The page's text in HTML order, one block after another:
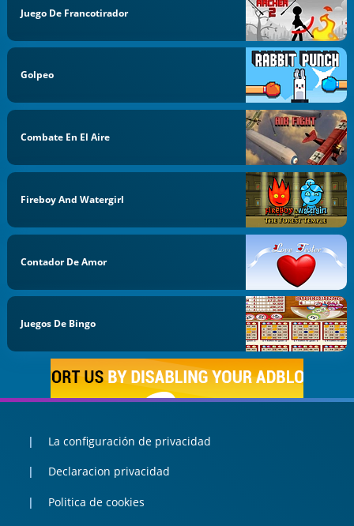
Juego De Francotirador
Golpeo
Combate En El Aire
Fireboy And Watergirl
Contador De Amor
Juegos De Bingo
La configuración de privacidad
Declaracion privacidad
Politica de cookies